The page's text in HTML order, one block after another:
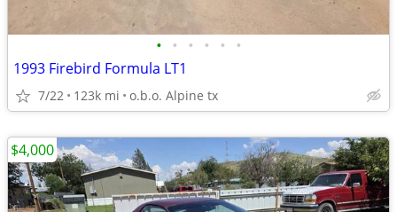
• • • • • •
1993 Firebird Formula LT1
7/22 123k mi o.b.o. Alpine tx
$4,000